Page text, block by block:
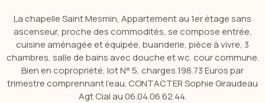
La chapelle Saint Mesmin, Appartement au 1er étage sans
ascenseur, proche des commodités, se compose entrée,
cuisine aménagée et équipée, buanderie, pièce à vivre, 3
chambres, salle de bains avec douche et wc. cour commune.
Bien en copropriété, lot N° 5, charges 198.73 Euros par
trimestre comprennant l'eau. CONTACTER Sophie Giraudeau
Agt Cial au 06.04.06.62.44.